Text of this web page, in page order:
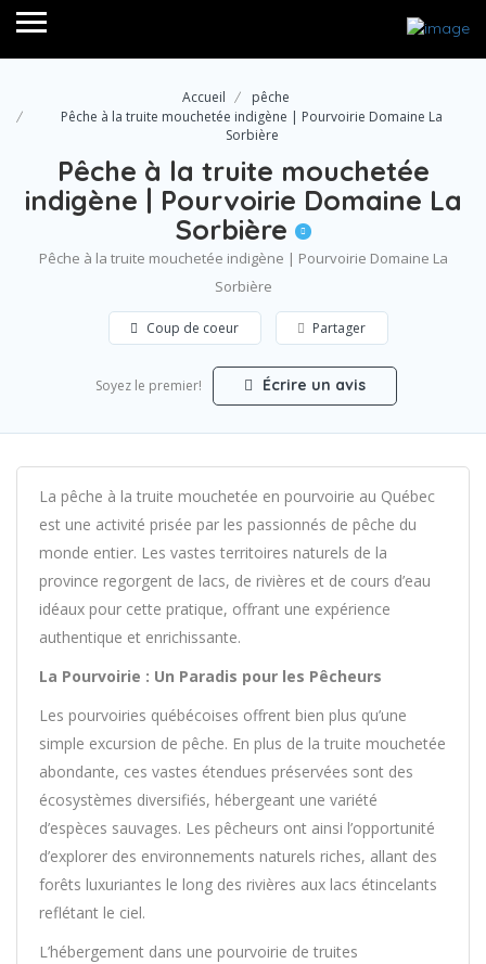
Accueil
pêche
Pêche à la truite mouchetée indigène | Pourvoirie Domaine La
Sorbière
Pêche à la truite mouchetée
indigène | Pourvoirie Domaine La
Sorbière
Pêche à la truite mouchetée indigène | Pourvoirie Domaine La
Sorbière
Coup de coeur Partager
Soyez le premier! Écrire un avis
La pêche à la truite mouchetée en pourvoirie au Québec
est une activité prisée par les passionnés de pêche du
monde entier. Les vastes territoires naturels de la
province regorgent de lacs, de rivières et de cours d’eau
idéaux pour cette pratique, offrant une expérience
authentique et enrichissante.
La Pourvoirie : Un Paradis pour les Pêcheurs
Les pourvoiries québécoises offrent bien plus qu’une
simple excursion de pêche. En plus de la truite mouchetée
abondante, ces vastes étendues préservées sont des
écosystèmes diversifiés, hébergeant une variété
d’espèces sauvages. Les pêcheurs ont ainsi l’opportunité
d’explorer des environnements naturels riches, allant des
forêts luxuriantes le long des rivières aux lacs étincelants
reflétant le ciel.
L’hébergement dans une pourvoirie de truites